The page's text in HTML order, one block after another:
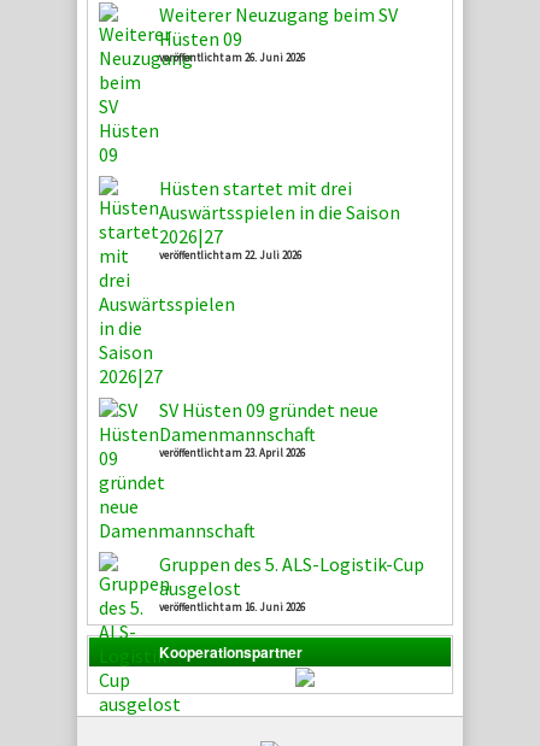
Weiterer Neuzugang beim SV
Hüsten 09
veröffentlicht am 26. Juni 2026
Hüsten startet mit drei
Auswärtsspielen in die Saison
2026|27
veröffentlicht am 22. Juli 2026
SV Hüsten 09 gründet neue
Damenmannschaft
veröffentlicht am 23. April 2026
Gruppen des 5. ALS-Logistik-Cup
ausgelost
veröffentlicht am 16. Juni 2026
Kooperationspartner